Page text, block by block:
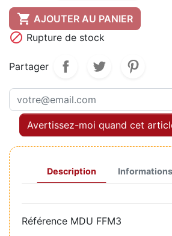
 AJOUTER AU PANIER
 Rupture de stock
Partager
Avertissez-moi quand cet
Description
Référence MDU FFM3